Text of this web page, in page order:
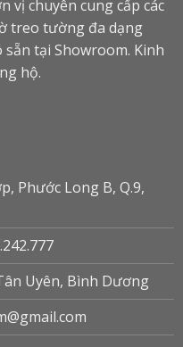
vị chuyên cung cấp các
treo tường đa dạng
tại Showroom. Kinh
hộ.
Phước Long B, Q.9,
Uyên, Bình Dương